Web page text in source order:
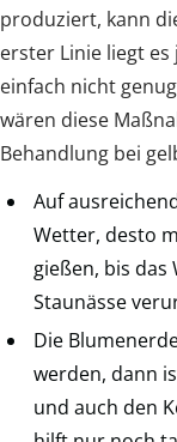
produziert, kann
erster Linie liegt
einfach nicht
wären diese
Behandlung bei
Auf
Wetter, desto
gießen, bis
Staunässe
Die
werden, dann
und auch den